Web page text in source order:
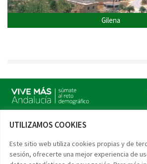
UTILIZAMOS COOKIES
Este sitio web utiliza cookies propias y de
sesión, ofrecerte una mejor experiencia de
Gilena